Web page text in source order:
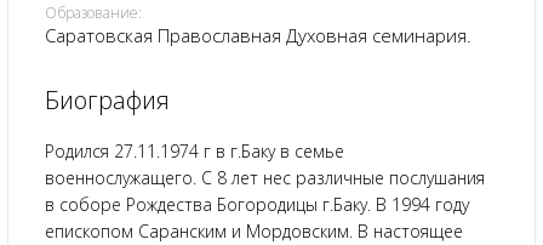
Образование:
Саратовская Православная Духовная семинария.
Биография
Родился 27.11.1974 г в г.Баку в семье
военнослужащего. С 8 лет нес различные послушания
в соборе Рождества Богородицы г.Баку. В 1994 году
епископом Саранским и Мордовским. В настоящее